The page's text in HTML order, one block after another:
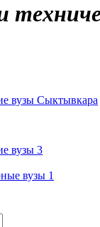
вузы Сыктывкара
вузы 3
вузы 1